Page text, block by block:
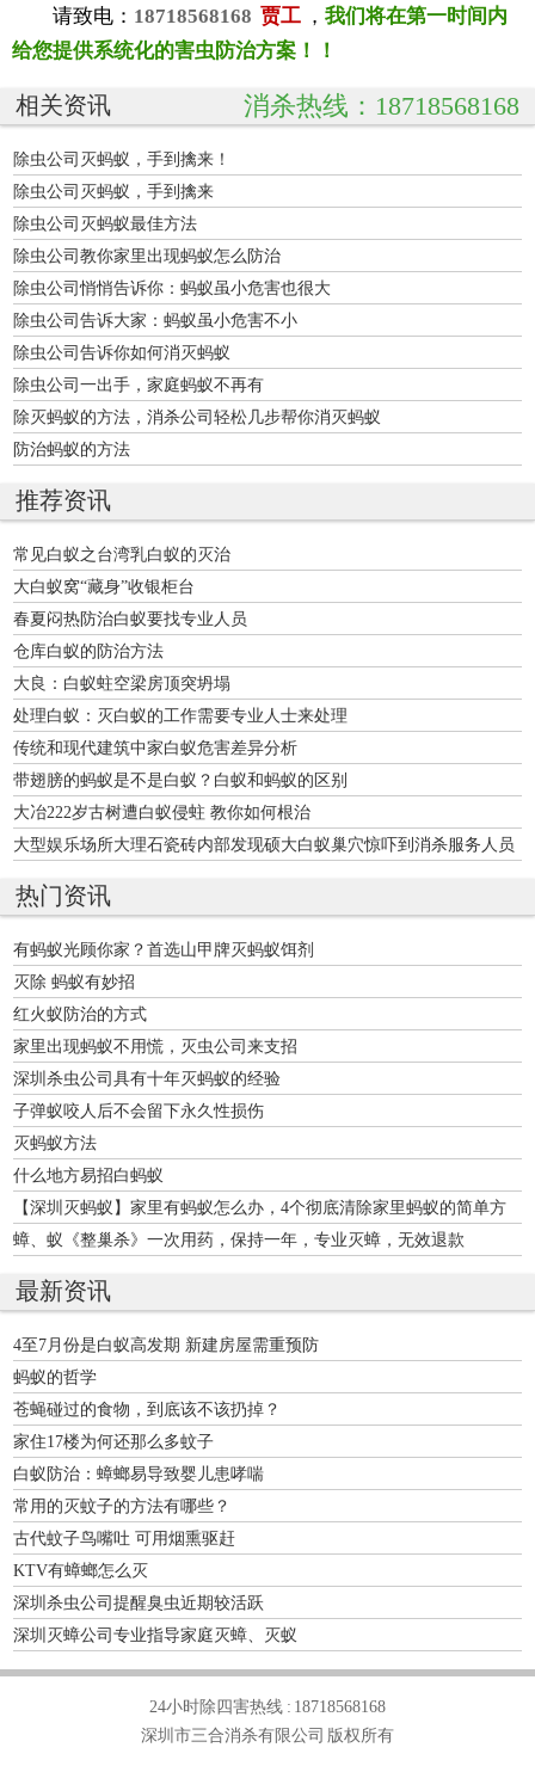
请致电： 18718568168 贾工 ， 我们将在第一时间内
给您提供系统化的害虫防治方案！！
相关资讯 消杀热线：18718568168
除虫公司灭蚂蚁，手到擒来！
除虫公司灭蚂蚁，手到擒来
除虫公司灭蚂蚁最佳方法
除虫公司教你家里出现蚂蚁怎么防治
除虫公司悄悄告诉你：蚂蚁虽小危害也很大
除虫公司告诉大家：蚂蚁虽小危害不小
除虫公司告诉你如何消灭蚂蚁
除虫公司一出手，家庭蚂蚁不再有
除灭蚂蚁的方法，消杀公司轻松几步帮你消灭蚂蚁
防治蚂蚁的方法
推荐资讯
常见白蚁之台湾乳白蚁的灭治
大白蚁窝“藏身”收银柜台
春夏闷热防治白蚁要找专业人员
仓库白蚁的防治方法
大良：白蚁蛀空梁房顶突坍塌
处理白蚁：灭白蚁的工作需要专业人士来处理
传统和现代建筑中家白蚁危害差异分析
带翅膀的蚂蚁是不是白蚁？白蚁和蚂蚁的区别
大冶222岁古树遭白蚁侵蛀 教你如何根治
大型娱乐场所大理石瓷砖内部发现硕大白蚁巢穴惊吓到消杀服务人员
热门资讯
有蚂蚁光顾你家？首选山甲牌灭蚂蚁饵剂
灭除 蚂蚁有妙招
红火蚁防治的方式
家里出现蚂蚁不用慌，灭虫公司来支招
深圳杀虫公司具有十年灭蚂蚁的经验
子弹蚁咬人后不会留下永久性损伤
灭蚂蚁方法
什么地方易招白蚂蚁
【深圳灭蚂蚁】家里有蚂蚁怎么办，4个彻底清除家里蚂蚁的简单方
法
蟑、蚁《整巢杀》一次用药，保持一年，专业灭蟑，无效退款
最新资讯
4至7月份是白蚁高发期 新建房屋需重预防
蚂蚁的哲学
苍蝇碰过的食物，到底该不该扔掉？
家住17楼为何还那么多蚊子
白蚁防治：蟑螂易导致婴儿患哮喘
常用的灭蚊子的方法有哪些？
古代蚊子鸟嘴吐 可用烟熏驱赶
KTV有蟑螂怎么灭
深圳杀虫公司提醒臭虫近期较活跃
深圳灭蟑公司专业指导家庭灭蟑、灭蚁
24小时除四害热线 : 18718568168
深圳市三合消杀有限公司 版权所有